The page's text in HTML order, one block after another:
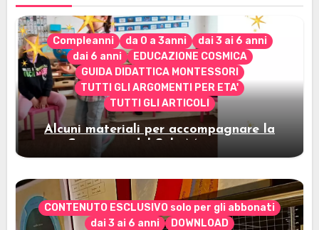
Compleanni da 0 a 3anni
dai 3 ai 6 anni
dai 6 anni
EDUCAZIONE COSMICA
GUIDA DIDATTICA MONTESSORI
TUTTI GLI ARGOMENTI PER ETA'
TUTTI GLI ARTICOLI
Alcuni materiali per accompagnare la
Cerimonia del Sole Montessori
CONTENUTO ESCLUSIVO solo per gli abbonati
dai 3 ai 6 anni
DOWNLOAD